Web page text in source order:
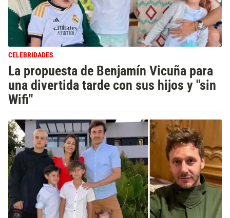
CELEBRIDADES
La propuesta de Benjamín Vicuña para
una divertida tarde con sus hijos y "sin
Wifi"